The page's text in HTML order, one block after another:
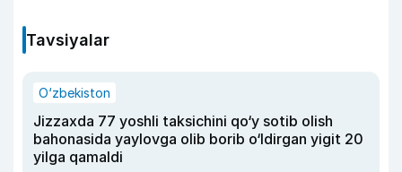
Tavsiyalar
O‘zbekiston
Jizzaxda 77 yoshli taksichini qo‘y sotib olish
bahonasida yaylovga olib borib o‘ldirgan yigit 20
yilga qamaldi